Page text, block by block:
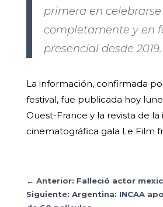
primera en celebrarse
completamente y en
presencial desde 2019.
La información, confirmada
festival, fue publicada hoy
Ouest-France y la revista de la
cinematográfica gala Le Film
← Anterior: Falleció actor
Siguiente: Argentina: INCAA